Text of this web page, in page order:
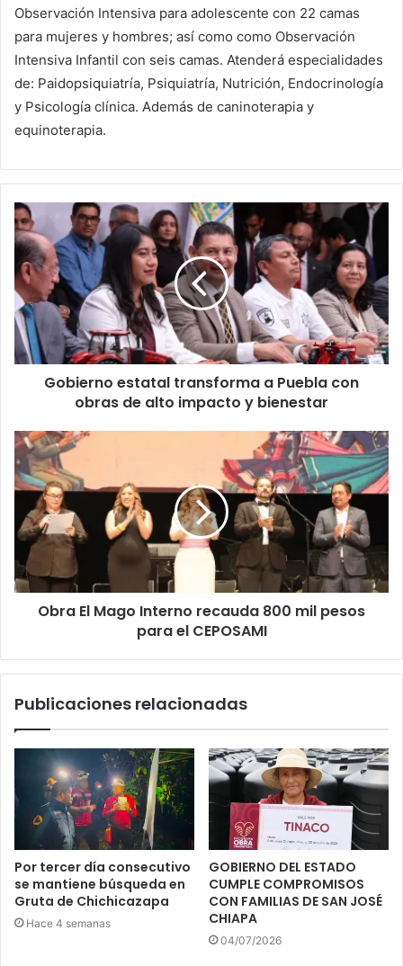
Observación Intensiva para adolescente con 22 camas
para mujeres y hombres; así como como Observación
Intensiva Infantil con seis camas. Atenderá especialidades
de: Paidopsiquiatría, Psiquiatría, Nutrición, Endocrinología
y Psicología clínica. Además de caninoterapia y
equinoterapia.
Gobierno estatal transforma a Puebla con
obras de alto impacto y bienestar
Obra El Mago Interno recauda 800 mil pesos
para el CEPOSAMI
Publicaciones relacionadas
Por tercer día consecutivo
se mantiene búsqueda en
Gruta de Chichicazapa
Hace 4 semanas
GOBIERNO DEL ESTADO
CUMPLE COMPROMISOS
CON FAMILIAS DE SAN JOSÉ
CHIAPA
04/07/2026